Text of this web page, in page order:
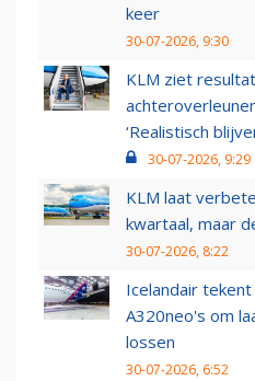
keer
30-07-2026, 9:30
KLM ziet
‘Realistisch
30-07-2026, 9:29
KLM laat
kwartaal, maar
30-07-2026, 8:22
Icelandair
A320neo's om
lossen
30-07-2026, 6:52